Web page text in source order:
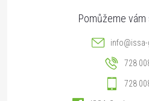
info@issa-
728
728